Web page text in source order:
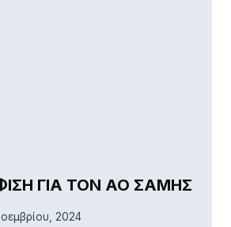
ΓΙΑ ΤΟΝ ΑΟ ΣΑΜΗΣ
2024